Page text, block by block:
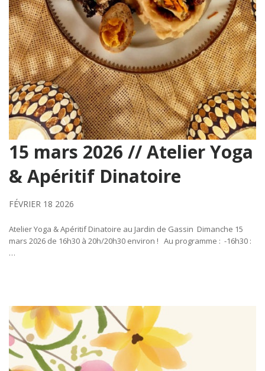
15 mars 2026 // Atelier Yoga
& Apéritif Dinatoire
FÉVRIER 18 2026
Atelier Yoga & Apéritif Dinatoire au Jardin de Gassin Dimanche 15
mars 2026 de 16h30 à 20h/20h30 environ ! Au programme : -16h30 :
…